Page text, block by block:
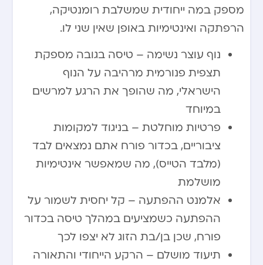
מספק במה ייחודית שמשלבת רומנטיקה,
הרפתקה ואינטימיות באופן שאין שני לו.
נוף עוצר נשימה – טיסה בגובה מספקת
תצפית פנורמית מרהיבה על הנוף
הישראלי, מה שהופך את הרגע למרשים
במיוחד
פרטיות מוחלטת – בניגוד למקומות
ציבוריים, בכדור פורח אתם נמצאים לבד
(מלבד הטייס), מה שמאפשר אינטימיות
מושלמת
אלמנט ההפתעה – קל יחסית לשמור על
ההפתעה כשמציעים במהלך טיסה בכדור
פורח, שכן בן/בת הזוג לא יצפו לכך
תיעוד מושלם – הרקע הייחודי והתאורה